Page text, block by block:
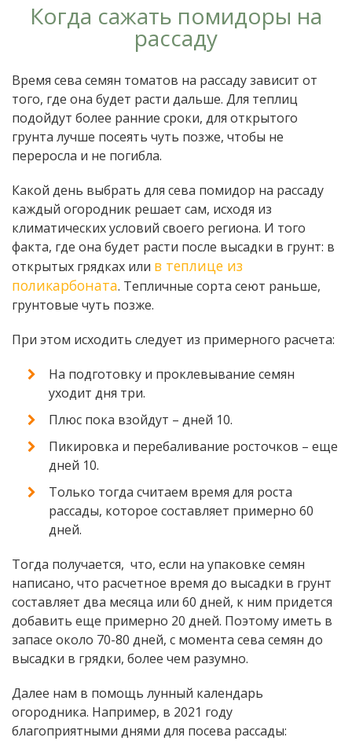
Когда сажать помидоры на
рассаду
Время сева семян томатов на рассаду зависит от
того, где она будет расти дальше. Для теплиц
подойдут более ранние сроки, для открытого
грунта лучше посеять чуть позже, чтобы не
переросла и не погибла.
Какой день выбрать для сева помидор на рассаду
каждый огородник решает сам, исходя из
климатических условий своего региона. И того
факта, где она будет расти после высадки в грунт: в
открытых грядках или в теплице из
поликарбоната. Тепличные сорта сеют раньше,
грунтовые чуть позже.
При этом исходить следует из примерного расчета:
На подготовку и проклевывание семян
уходит дня три.
Плюс пока взойдут – дней 10.
Пикировка и перебаливание росточков – еще
дней 10.
Только тогда считаем время для роста
рассады, которое составляет примерно 60
дней.
Тогда получается, что, если на упаковке семян
написано, что расчетное время до высадки в грунт
составляет два месяца или 60 дней, к ним придется
добавить еще примерно 20 дней. Поэтому иметь в
запасе около 70-80 дней, с момента сева семян до
высадки в грядки, более чем разумно.
Далее нам в помощь лунный календарь
огородника. Например, в 2021 году
благоприятными днями для посева рассады: